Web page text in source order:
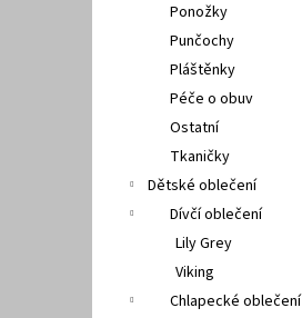
Ponožky
Punčochy
Pláštěnky
Péče o obuv
Ostatní
Tkaničky
Dětské oblečení
Dívčí oblečení
Lily Grey
Viking
Chlapecké oblečení